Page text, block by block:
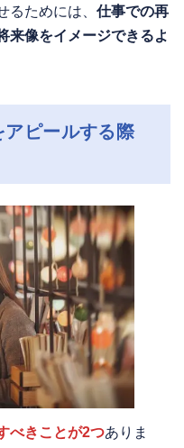
るためには、 仕事での再
来像をイメージできるよ
アピールする際
べきことが2つありま